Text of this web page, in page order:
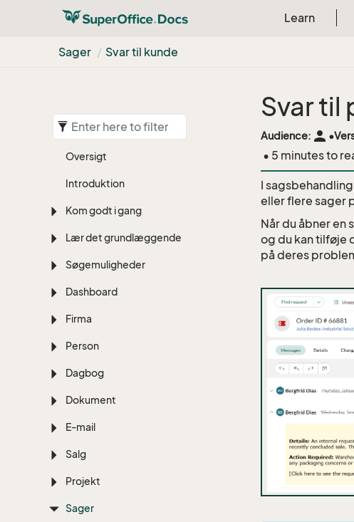
Learn
Sager Svar til kunde
Oversigt
Introduktion
Kom godt i gang
Lær det grundlæggende
Søgemuligheder
Dashboard
Firma
Person
Dagbog
Dokument
E-mail
Salg
Projekt
Sager
Svar til
Audience: person •
• 5 minutes to
I
eller flere sager
Når du åbner
og du kan tilføje
på deres